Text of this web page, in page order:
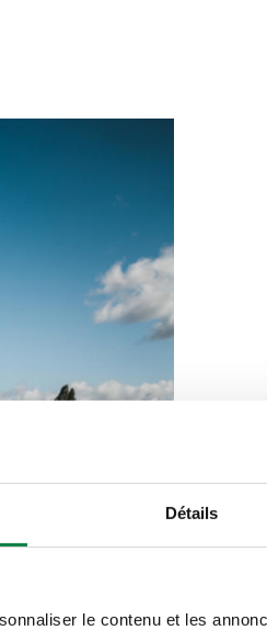
Détails
le contenu et les
Si